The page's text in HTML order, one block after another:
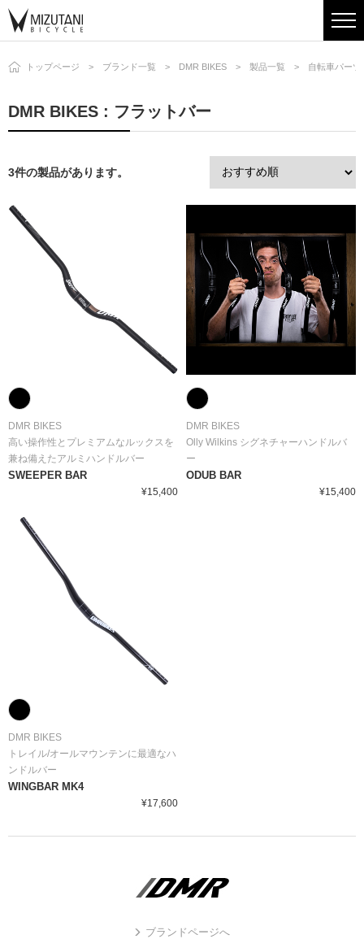
トップページ ブランド一覧 DMR BIKES 製品一覧 自転車パーツ
DMR BIKES : フラットバー
3件の製品があります。
DMR BIKES
高い操作性とプレミアムなルックスを
兼ね備えたアルミハンドルバー
SWEEPER BAR
¥15,400
DMR BIKES
Olly Wilkins シグネチャーハンドルバ
ー
ODUB BAR
¥15,400
DMR BIKES
トレイル/オールマウンテンに最適なハ
ンドルバー
WINGBAR MK4
¥17,600
ブランドページへ